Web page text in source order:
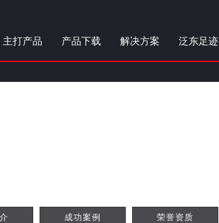
主打产品 产品下载 解决方案 泛东足迹
成功案例 荣誉资质